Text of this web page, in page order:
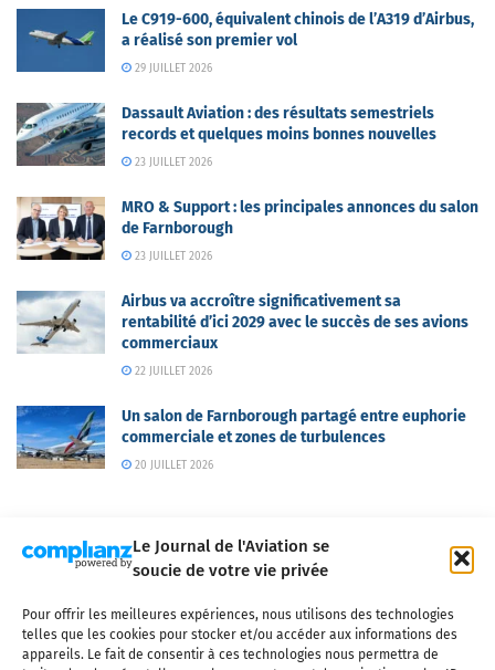
Le Journal de l'Aviation se
soucie de votre vie privée
Pour offrir les meilleures expériences, nous utilisons des technologies
telles que les cookies pour stocker et/ou accéder aux informations des
appareils. Le fait de consentir à ces technologies nous permettra de
Le C919-600, équivalent chinois de l’A319 d’Airbus,
a réalisé son premier vol
29 JUILLET 2026
Dassault Aviation : des résultats semestriels
records et quelques moins bonnes nouvelles
23 JUILLET 2026
MRO & Support : les principales annonces du salon
de Farnborough
23 JUILLET 2026
Airbus va accroître significativement sa
rentabilité d’ici 2029 avec le succès de ses avions
commerciaux
22 JUILLET 2026
Un salon de Farnborough partagé entre euphorie
commerciale et zones de turbulences
20 JUILLET 2026
Qui sommes-nous ? Nous contacter
Partenaires
Mentions légales
CGV Politique de confidentialité Cookies